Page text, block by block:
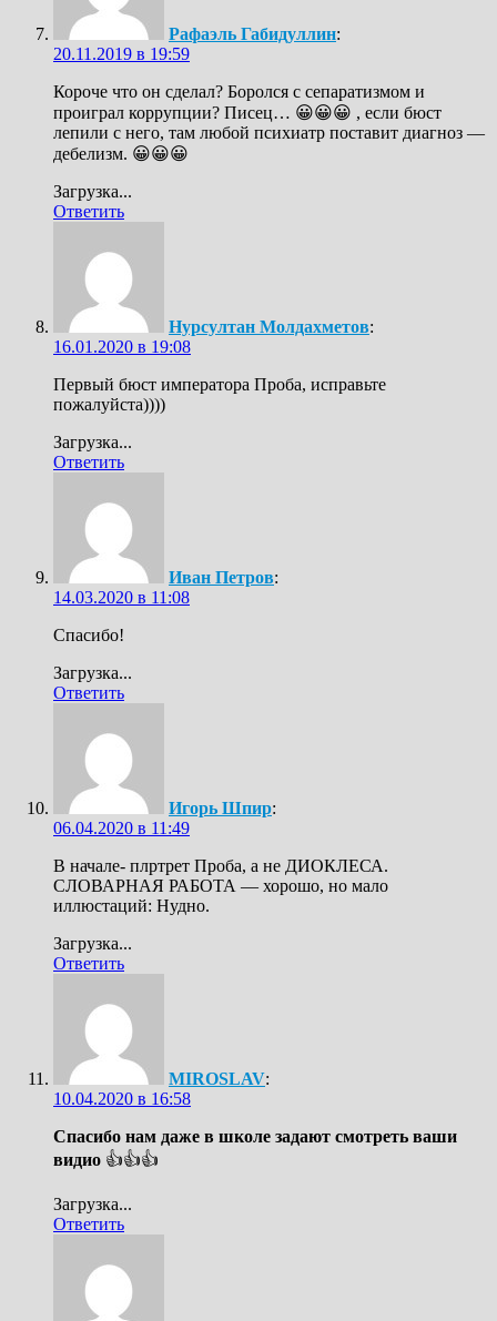
Рафаэль Габидуллин:
20.11.2019 в 19:59
Короче что он сделал? Боролся с сепаратизмом и
проиграл коррупции? Писец… 😀😀😀 , если бюст
лепили с него, там любой психиатр поставит диагноз —
дебелизм. 😀😀😀
Загрузка...
Ответить
Нурсултан Молдахметов:
16.01.2020 в 19:08
Первый бюст императора Проба, исправьте
пожалуйста))))
Загрузка...
Ответить
Иван Петров:
14.03.2020 в 11:08
Спасибо!
Загрузка...
Ответить
Игорь Шпир:
06.04.2020 в 11:49
В начале- плртрет Проба, а не ДИОКЛЕСА.
СЛОВАРНАЯ РАБОТА — хорошо, но мало
иллюстаций: Нудно.
Загрузка...
Ответить
MIROSLAV:
10.04.2020 в 16:58
Спасибо нам даже в школе задают смотреть ваши
видио 👍👍👍
Загрузка...
Ответить